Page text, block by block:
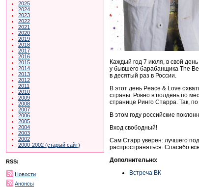
2025
2024
2023
2022
2021
2020
2019
2018
2017
2016
2015
2014
2013
2012
2011
2010
2009
2008
2007
2006
2005
2004
2003
2002
2000-2002 (старый сайт)
RSS:
Новости
Анонсы
Каждый год 7 июля, в свой
у бывшего барабанщика The
в десятый раз в России.
В этот день Peace & Love
страны. Ровно в полдень по
странице Ринго Старра. Так,
В этом году российские
Вход свободный!
Сам Старр уверен: лучшего
распространяться. Спасибо
Дополнительно:
Встреча ВК